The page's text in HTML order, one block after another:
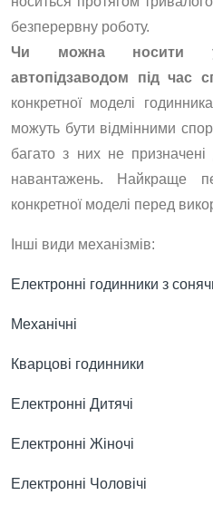
безперервну роботу.
Чи можна носити
автопідзаводом під час
конкретної моделі
можуть бути відмінними
багато з них не призначені
навантажень. Найкраще
конкретної моделі перед
Інші види механізмів:
Електронні годинники з
Механічні
Кварцові годинники
Електронні Дитячі
Електронні Жіночі
Електронні Чоловічі